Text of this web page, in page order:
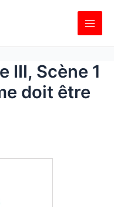
III, Scène 1
doit être